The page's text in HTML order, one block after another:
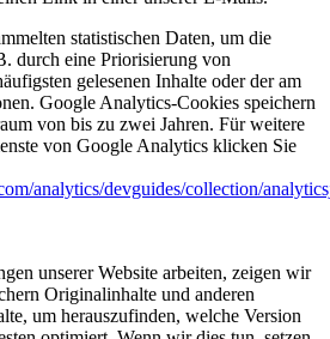
statistischen Daten, um die
durch eine Priorisierung von
gelesenen Inhalte oder der am
Google Analytics-Cookies speichern
von bis zu zwei Jahren. Für weitere
von Google Analytics klicken Sie
analytics/devguides/collection/
unserer Website arbeiten, zeigen wir
Originalinhalte und anderen
um herauszufinden, welche Version